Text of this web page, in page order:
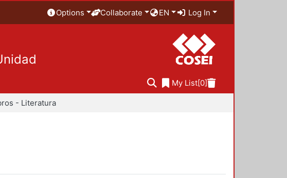
Options Collaborate EN Log In
My List[0]
- Literatura